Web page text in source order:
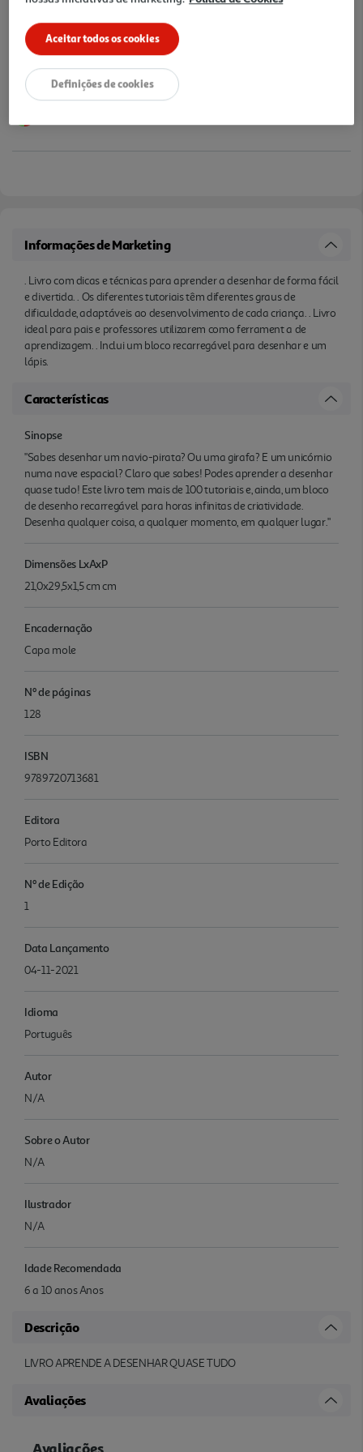
Informações de Marketing
. Livro com dicas e técnicas para aprender a desenhar de forma fácil
e divertida. . Os diferentes tutoriais têm diferentes graus de
dificuldade, adaptáveis ao desenvolvimento de cada criança. . Livro
ideal para pais e professores utilizarem como ferrament a de
aprendizagem. . Inclui um bloco recarregável para desenhar e um
lápis.
Características
Sinopse
"Sabes desenhar um navio-pirata? Ou uma girafa? E um unicórnio
numa nave espacial? Claro que sabes! Podes aprender a desenhar
quase tudo! Este livro tem mais de 100 tutoriais e, ainda, um bloco
de desenho recarregável para horas infinitas de criatividade.
Desenha qualquer coisa, a qualquer momento, em qualquer lugar."
Dimensões LxAxP
21,0x29,5x1,5 cm cm
Encadernação
Capa mole
Nº de páginas
128
ISBN
9789720713681
Editora
Porto Editora
Nº de Edição
1
Data Lançamento
04-11-2021
Idioma
Português
Autor
N/A
Sobre o Autor
N/A
Ilustrador
N/A
Idade Recomendada
6 a 10 anos Anos
Descrição
LIVRO APRENDE A DESENHAR QUASE TUDO
Avaliações
Aceitar todos os cookies
Definições de cookies